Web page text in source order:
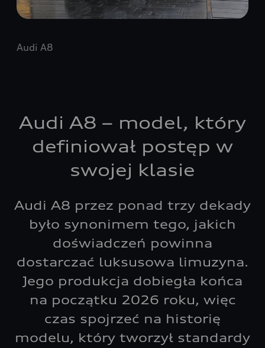
Audi A8
Audi A8 – model, który
definiował postęp w
swojej klasie
Audi A8 przez ponad trzy dekady
było synonimem tego, jakich
doświadczeń powinna
dostarczać luksusowa limuzyna.
Jego produkcja dobiegła końca
na początku 2026 roku, więc
czas spojrzeć na historię
modelu, który tworzył standardy